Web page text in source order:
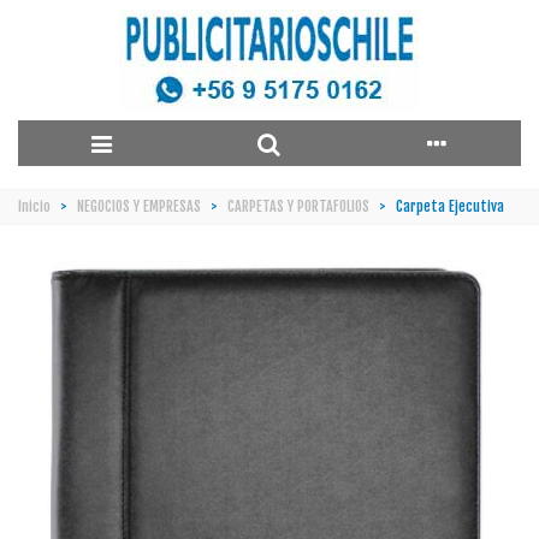
Inicio > NEGOCIOS Y EMPRESAS > CARPETAS Y PORTAFOLIOS > Carpeta Ejecutiva